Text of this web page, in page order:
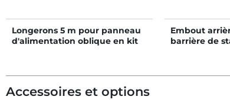
Longerons 5 m pour panneau
d'alimentation oblique en kit
Embout
barrière de
Accessoires et options